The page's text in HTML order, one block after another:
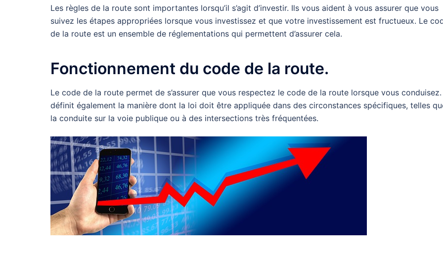
Les règles de la route sont importantes lorsqu’il s’agit d’investir. Ils vous aident à vous assurer que vous
suivez les étapes appropriées lorsque vous investissez et que votre investissement est fructueux. Le
de la route est un ensemble de réglementations qui permettent d’assurer cela.
Fonctionnement du code de la route.
Le code de la route permet de s’assurer que vous respectez le code de la route lorsque vous
définit également la manière dont la loi doit être appliquée dans des circonstances spécifiques, telles
la conduite sur la voie publique ou à des intersections très fréquentées.